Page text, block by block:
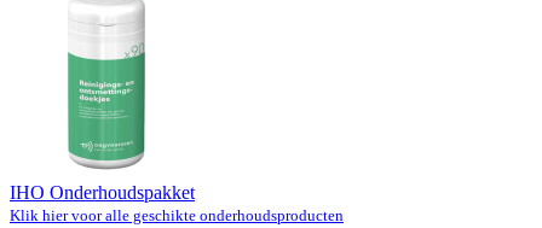
IHO Onderhoudspakket
Klik hier voor alle geschikte onderhoudsproducten